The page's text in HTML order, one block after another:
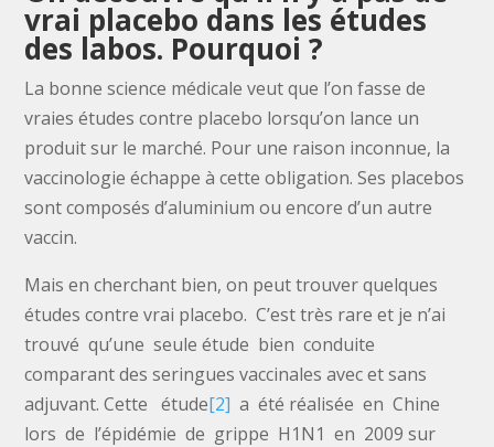
vrai placebo dans les études
des labos. Pourquoi ?
La bonne science médicale veut que l’on fasse de
vraies études contre placebo lorsqu’on lance un
produit sur le marché. Pour une raison inconnue, la
vaccinologie échappe à cette obligation. Ses placebos
sont composés d’aluminium ou encore d’un autre
vaccin.
Mais en cherchant bien, on peut trouver quelques
études contre vrai placebo. C’est très rare et je n’ai
trouvé qu’une seule étude bien conduite
comparant des seringues vaccinales avec et sans
adjuvant. Cette étude[2] a été réalisée en Chine
lors de l’épidémie de grippe H1N1 en 2009 sur